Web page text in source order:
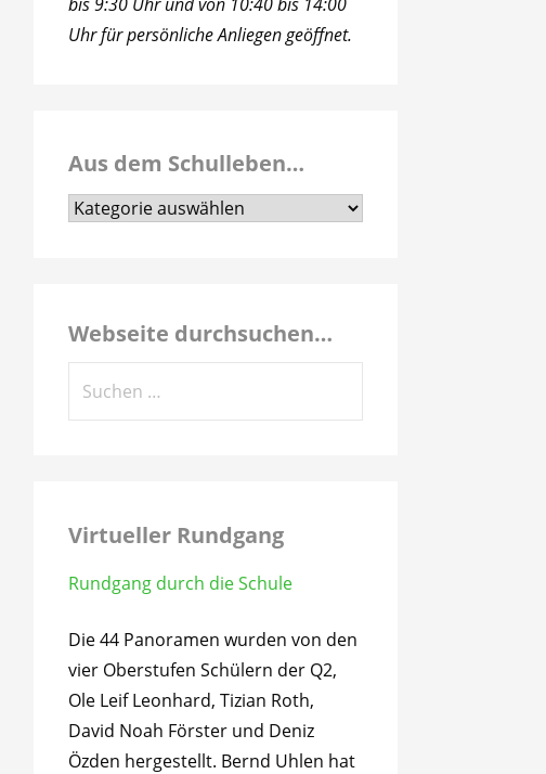
Uhr für persönliche Anliegen geöffnet.
Aus dem Schulleben…
Aus
Webseite durchsuchen…
Virtueller Rundgang
Rundgang durch die Schule
Die 44 Panoramen wurden von den
vier Oberstufen Schülern der Q2,
Ole Leif Leonhard, Tizian Roth,
David Noah Förster und Deniz
Özden hergestellt. Bernd Uhlen hat